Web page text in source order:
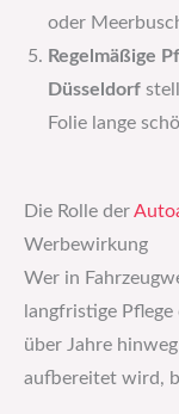
oder
Regelmäßige
Düsseldorf
Folie lange
Die Rolle der
Werbewirkung
Wer in
langfristige
über Jahre
aufbereitet wird,